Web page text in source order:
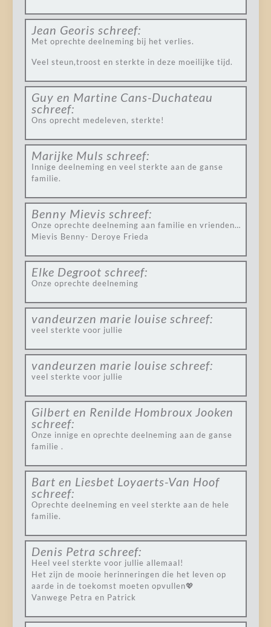
Jean Georis schreef:
Met oprechte deelneming bij het verlies.
Veel steun,troost en sterkte in deze moeilijke tijd.
Guy en Martine Cans-Duchateau
schreef:
Ons oprecht medeleven, sterkte!
Marijke Muls schreef:
Innige deelneming en veel sterkte aan de ganse
familie.
Benny Mievis schreef:
Onze oprechte deelneming aan familie en vrienden…
Mievis Benny- Deroye Frieda
Elke Degroot schreef:
Onze oprechte deelneming
vandeurzen marie louise schreef:
veel sterkte voor jullie
vandeurzen marie louise schreef:
veel sterkte voor jullie
Gilbert en Renilde Hombroux Jooken
schreef:
Onze innige en oprechte deelneming aan de ganse
familie .
Bart en Liesbet Loyaerts-Van Hoof
schreef:
Oprechte deelneming en veel sterkte aan de hele
familie.
Denis Petra schreef:
Heel veel sterkte voor jullie allemaal!
Het zijn de mooie herinneringen die het leven op
aarde in de toekomst moeten opvullen💖
Vanwege Petra en Patrick